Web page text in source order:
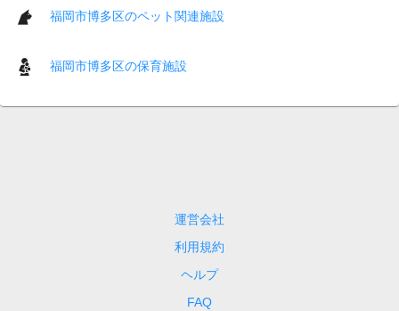
福岡市博多区のペット関連施設
福岡市博多区の保育施設
運営会社
利用規約
ヘルプ
FAQ